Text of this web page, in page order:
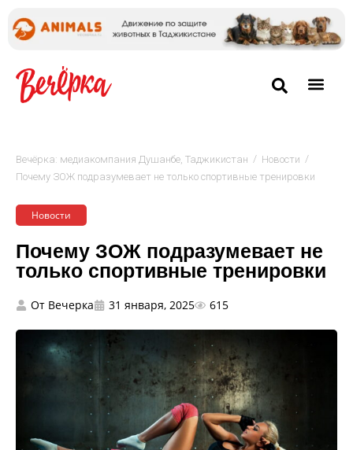
Вечёрка: медиакомпания Душанбе, Таджикистан / Новости /
Почему ЗОЖ подразумевает не только спортивные тренировки
Новости
Почему ЗОЖ подразумевает не
только спортивные тренировки
От Вечерка 31 января, 2025 615